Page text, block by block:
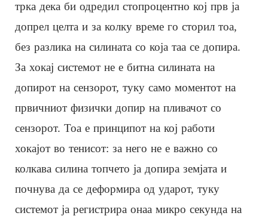
трка дека би одредил стопроцентно кој прв ја
допрел целта и за колку време го сторил тоа,
без разлика на силината со која таа се допира.
За хокај системот не е битна силината на
допирот на сензорот, туку само моментот на
првичниот физички допир на пливачот со
сензорот. Тоа е принципот на кој работи
хокајот во тенисот: за него не е важно со
колкава силина топчето ја допира земјата и
почнува да се деформира од ударот, туку
системот ја регистрира онаа микро секунда на